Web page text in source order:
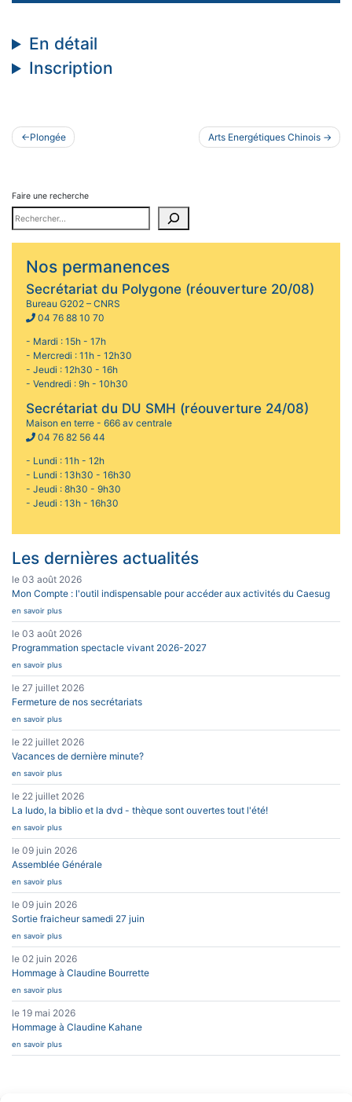
En détail
Inscription
Navigation
de
Plongée Arts Energétiques Chinois
Faire une recherche
Nos permanences
Secrétariat du Polygone (réouverture 20/08)
Bureau G202 – CNRS
04 76 88 10 70
- Mardi : 15h - 17h
- Mercredi : 11h - 12h30
- Jeudi : 12h30 - 16h
- Vendredi : 9h - 10h30
Secrétariat du DU SMH (réouverture 24/08)
Maison en terre - 666 av centrale
04 76 82 56 44
- Lundi : 11h - 12h
- Lundi : 13h30 - 16h30
- Jeudi : 8h30 - 9h30
- Jeudi : 13h - 16h30
Les dernières actualités
le 03 août 2026
Mon Compte : l'outil indispensable pour accéder aux activités du Caesug
en savoir plus
le 03 août 2026
Programmation spectacle vivant 2026-2027
en savoir plus
le 27 juillet 2026
Fermeture de nos secrétariats
en savoir plus
le 22 juillet 2026
Vacances de dernière minute?
en savoir plus
le 22 juillet 2026
La ludo, la biblio et la dvd - thèque sont ouvertes tout l'été!
en savoir plus
le 09 juin 2026
Assemblée Générale
en savoir plus
le 09 juin 2026
Sortie fraicheur samedi 27 juin
en savoir plus
le 02 juin 2026
Hommage à Claudine Bourrette
en savoir plus
le 19 mai 2026
Hommage à Claudine Kahane
en savoir plus